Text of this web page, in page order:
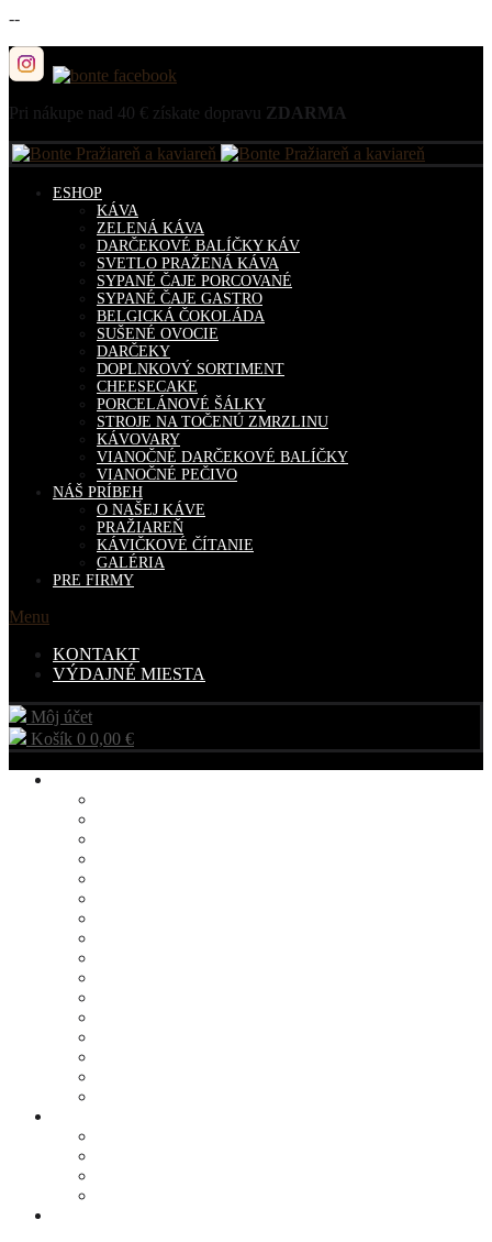
--
Pri nákupe nad 40 € získate dopravu ZDARMA
ESHOP
KÁVA
ZELENÁ KÁVA
DARČEKOVÉ BALÍČKY KÁV
SVETLO PRAŽENÁ KÁVA
SYPANÉ ČAJE PORCOVANÉ
SYPANÉ ČAJE GASTRO
BELGICKÁ ČOKOLÁDA
SUŠENÉ OVOCIE
DARČEKY
DOPLNKOVÝ SORTIMENT
CHEESECAKE
PORCELÁNOVÉ ŠÁLKY
STROJE NA TOČENÚ ZMRZLINU
KÁVOVARY
VIANOČNÉ DARČEKOVÉ BALÍČKY
VIANOČNÉ PEČIVO
NÁŠ PRÍBEH
O NAŠEJ KÁVE
PRAŽIAREŇ
KÁVIČKOVÉ ČÍTANIE
GALÉRIA
PRE FIRMY
Menu
KONTAKT
VÝDAJNÉ MIESTA
Môj účet
Košík 0 0,00 €